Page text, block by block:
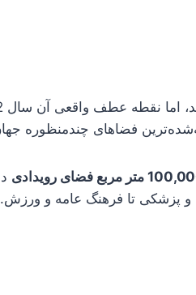
فضاهای چندمنظوره
متر مربع فضای رویدادی
و پزشکی تا فرهنگ عامه و ورزش.